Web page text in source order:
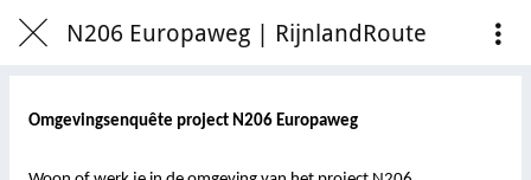
N206 Europaweg | RijnlandRoute
Omgevingsenquête project N206 Europaweg